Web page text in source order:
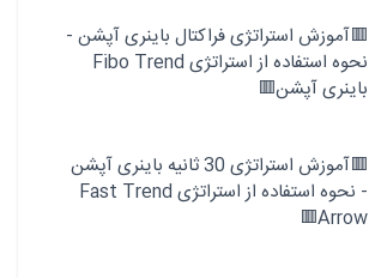
🟥آموزش استراتژی فراکتال باینری آپشن -
نحوه استفاده از استراتژی Fibo Trend
باینری آپشن🟥
🟥آموزش استراتژی 30 ثانیه باینری آپشن
- نحوه استفاده از استراتژی Fast Trend
Arrow🟥